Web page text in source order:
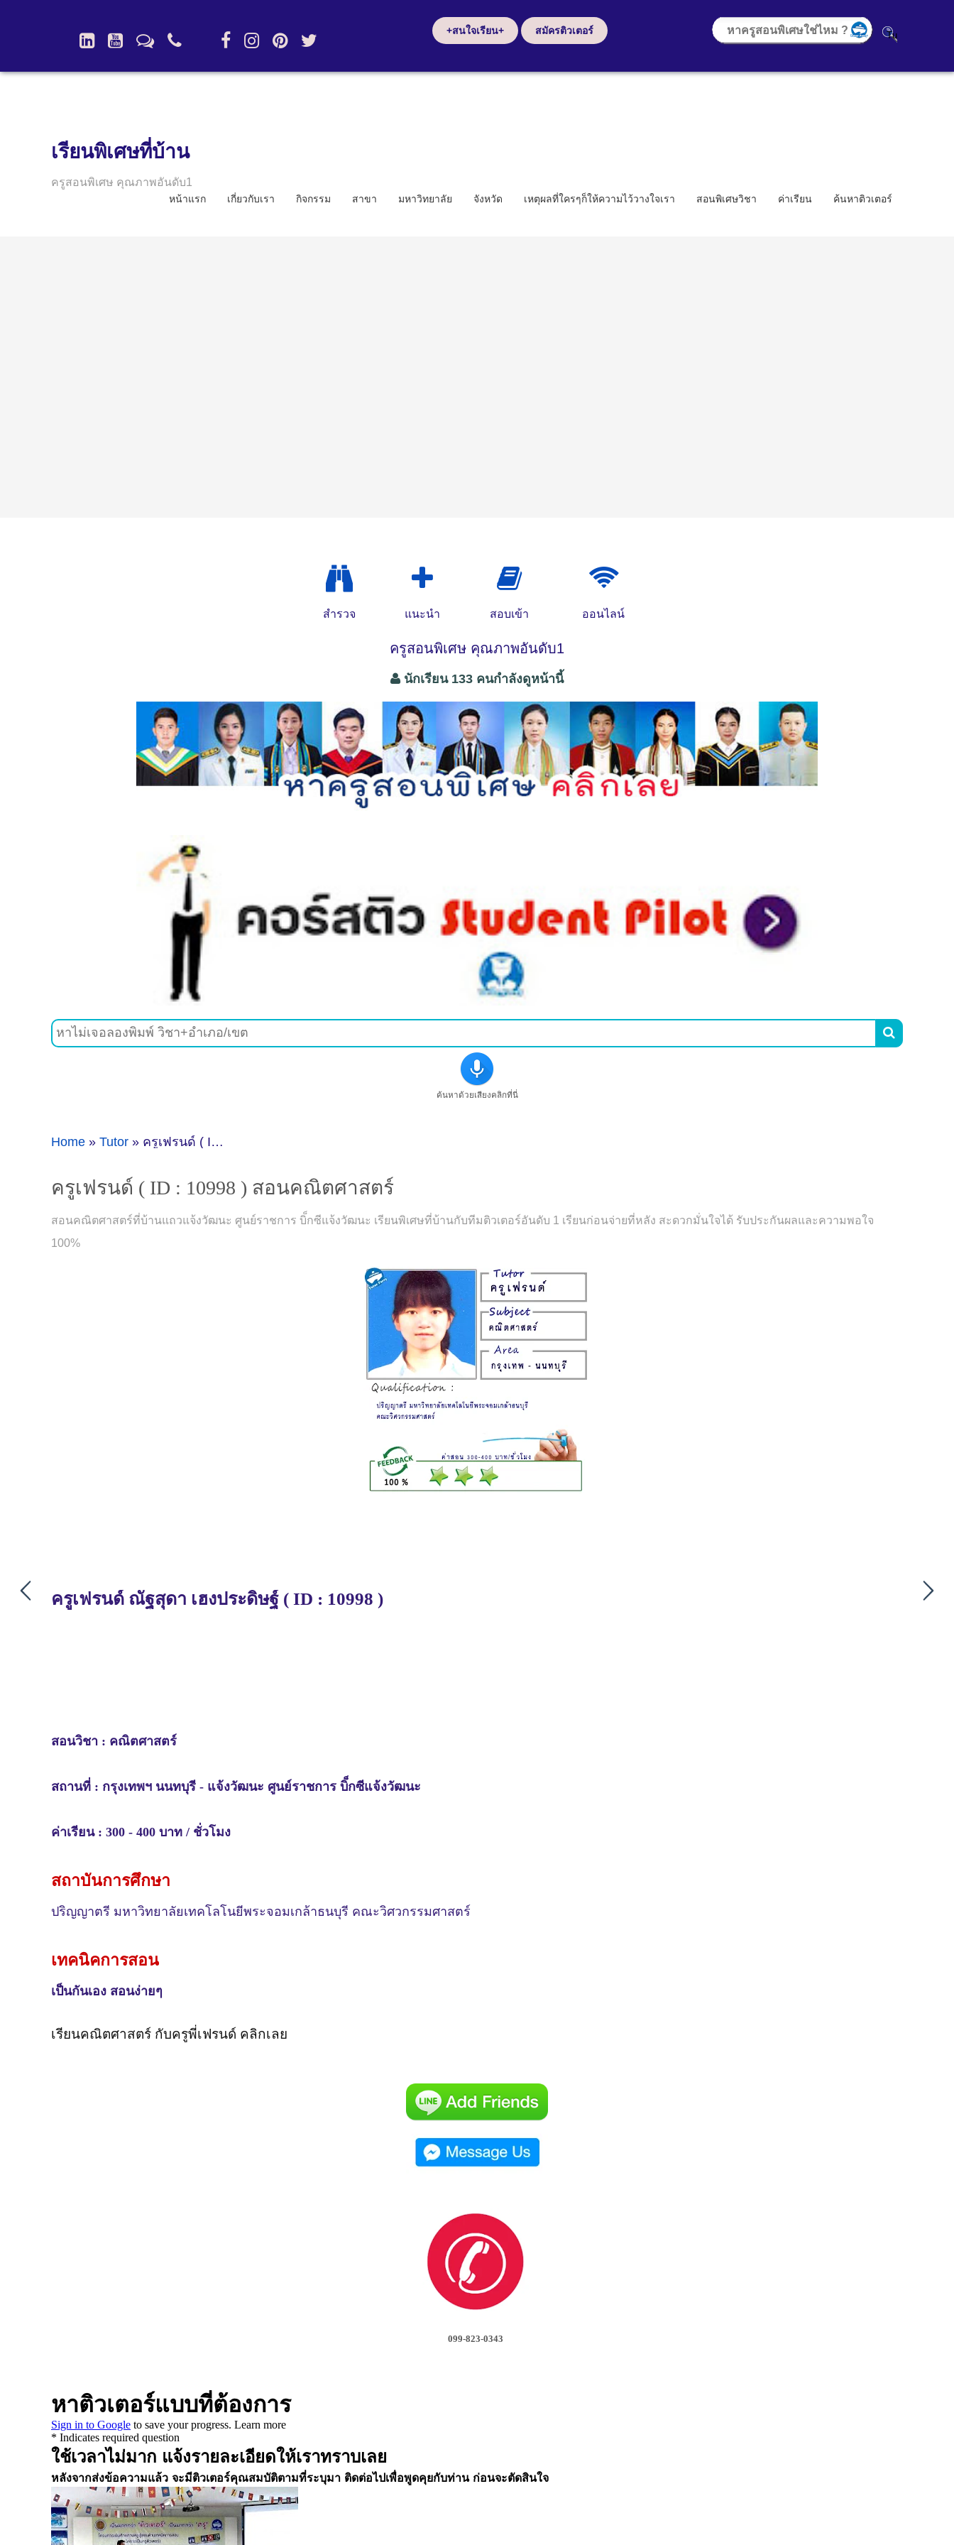
+สนใจเรียน+ สมัครติวเตอร์
เรียนพิเศษที่บ้าน
ครูสอนพิเศษ คุณภาพอันดับ1
หน้าแรก เกี่ยวกับเรา กิจกรรม สาขา มหาวิทยาลัย จังหวัด เหตุผลที่ใครๆก็ให้ความไว้วางใจเรา สอนพิเศษวิชา ค่าเรียน ค้นหาติวเตอร์
สำรวจ แนะนำ สอบเข้า ออนไลน์
ครูสอนพิเศษ คุณภาพอันดับ1
นักเรียน 133 คนกำลังดูหน้านี้

ค้นหาด้วยเสียงคลิกที่นี่
Home » Tutor » ครูเฟรนด์ ( ID : 10998 ) สอนคณิตศาสตร์
ครูเฟรนด์ ( ID : 10998 ) สอนคณิตศาสตร์
สอนคณิตศาสตร์ที่บ้านแถวแจ้งวัฒนะ ศูนย์ราชการ บิ็กซีแจ้งวัฒนะ เรียนพิเศษที่บ้านกับทีมติวเตอร์อันดับ 1 เรียนก่อนจ่ายที่หลัง สะดวกมั่นใจได้ รับประกันผลและความพอใจ
100%
ครูเฟรนด์ ณัฐสุดา เฮงประดิษฐ์ ( ID : 10998 )
สอนวิชา : คณิตศาสตร์
สถานที่ : กรุงเทพฯ นนทบุรี - แจ้งวัฒนะ ศูนย์ราชการ บิ็กซีแจ้งวัฒนะ
ค่าเรียน : 300 - 400 บาท / ชั่วโมง
สถาบันการศึกษา
ปริญญาตรี มหาวิทยาลัยเทคโลโนยีพระจอมเกล้าธนบุรี คณะวิศวกรรมศาสตร์
เทคนิคการสอน
เป็นกันเอง สอนง่ายๆ
เรียนคณิตศาสตร์ กับครูพี่เฟรนด์ คลิกเลย
099-823-0343